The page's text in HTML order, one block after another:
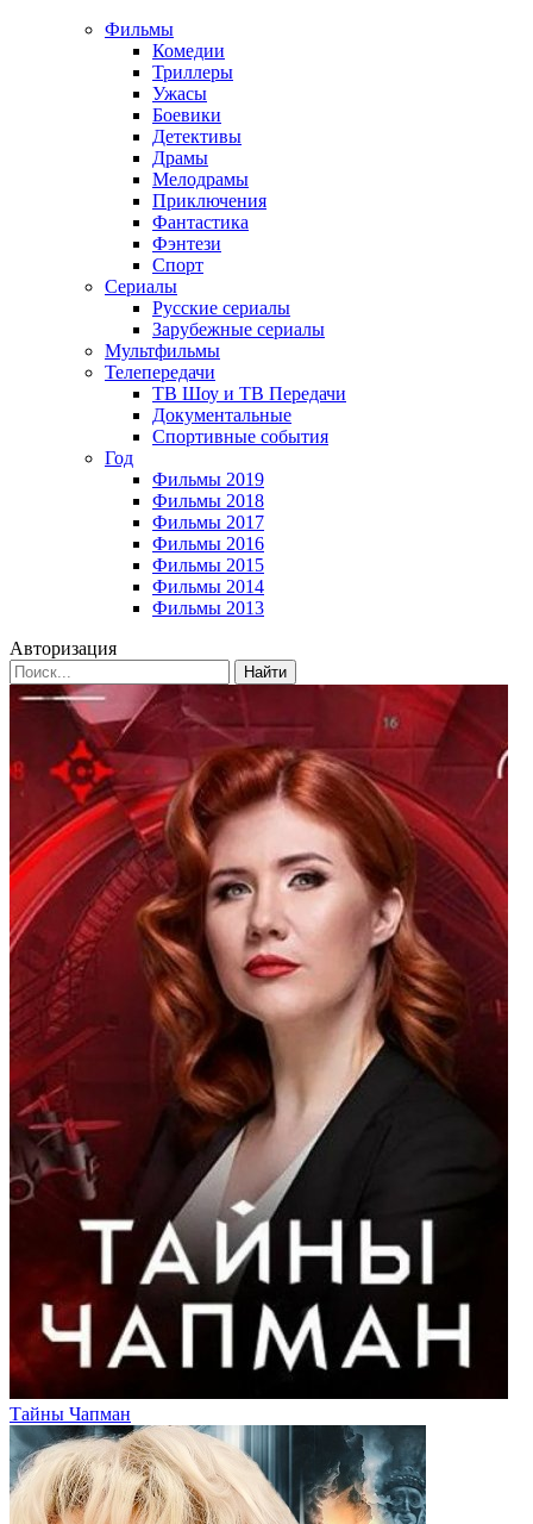
Фильмы
Комедии
Триллеры
Ужасы
Боевики
Детективы
Драмы
Мелодрамы
Приключения
Фантастика
Фэнтези
Спорт
Сериалы
Русские сериалы
Зарубежные сериалы
Мультфильмы
Телепередачи
ТВ Шоу и ТВ Передачи
Документальные
Спортивные события
Год
Фильмы 2019
Фильмы 2018
Фильмы 2017
Фильмы 2016
Фильмы 2015
Фильмы 2014
Фильмы 2013
Авторизация
Найти
Тайны Чапман